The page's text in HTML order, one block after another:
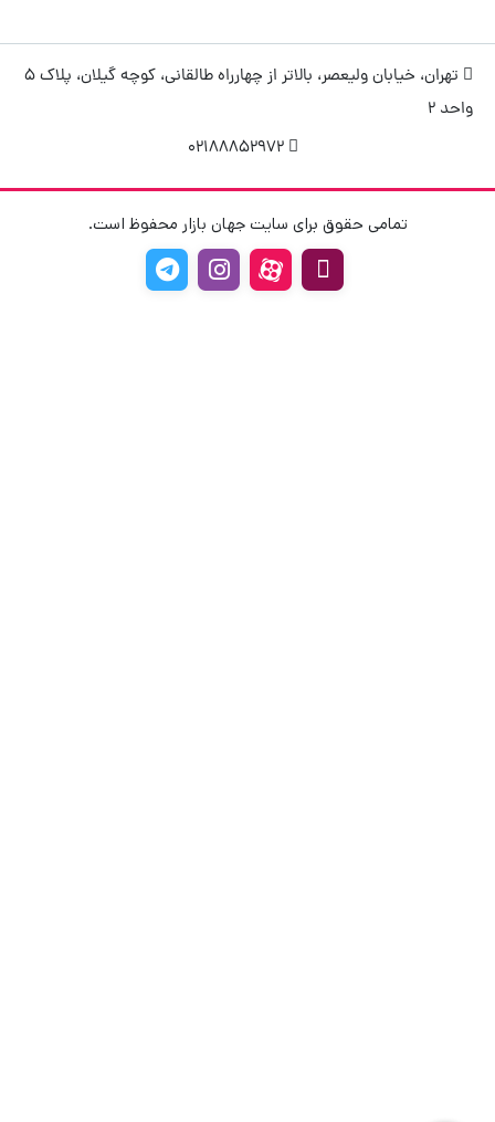
تهران، خیابان ولیعصر، بالاتر از چهارراه طالقانی، کوچه گیلان، پلاک 5
واحد 2
02188852972
تمامی حقوق برای سایت جهان بازار محفوظ است.